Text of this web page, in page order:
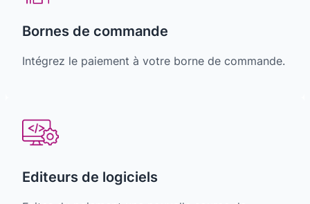
Bornes de commande
Intégrez le paiement à votre borne de commande.
Editeurs de logiciels